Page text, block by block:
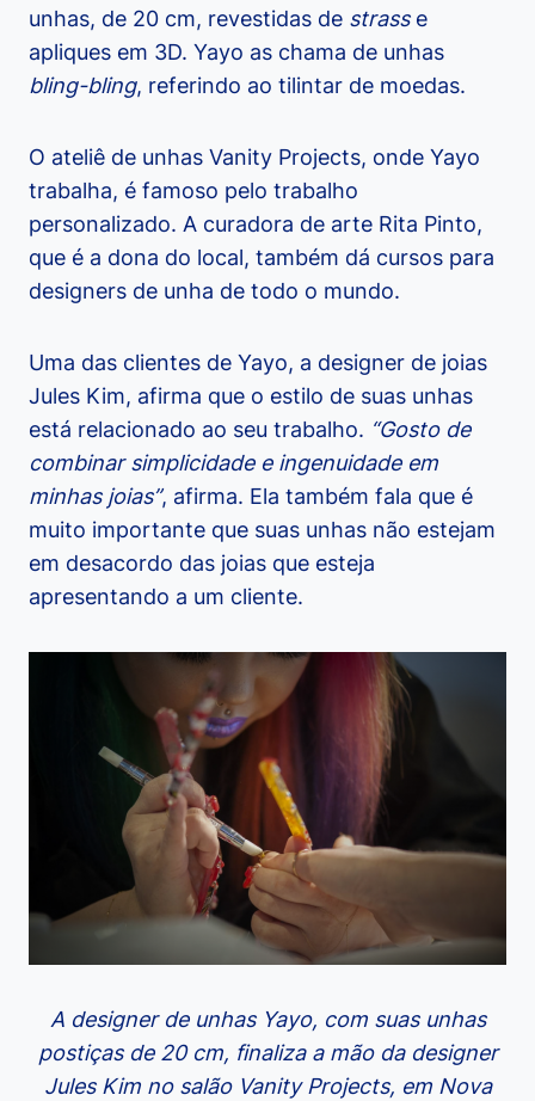
unhas, de 20 cm, revestidas de strasse
apliques em 3D. Yayo as chama de unhas
bling-bling, referindo ao tilintar de moedas.
O ateliê de unhas Vanity Projects, onde Yayo
trabalha, é famoso pelo trabalho
personalizado. A curadora de arte Rita Pinto,
que é a dona do local, também dá cursos para
designers de unha de todo o mundo.
Uma das clientes de Yayo, a designer de joias
Jules Kim, afirma que o estilo de suas unhas
está relacionado ao seu trabalho. “Gosto de
combinar simplicidade e ingenuidade em
minhas joias”, afirma. Ela também fala que é
muito importante que suas unhas não estejam
em desacordo das joias que esteja
apresentando a um cliente.
A designer de unhas Yayo, com suas unhas
postiças de 20 cm, finaliza a mão da designer
Jules Kim no salão Vanity Projects, em Nova